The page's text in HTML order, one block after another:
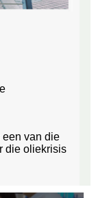
een van die
die oliekrisis